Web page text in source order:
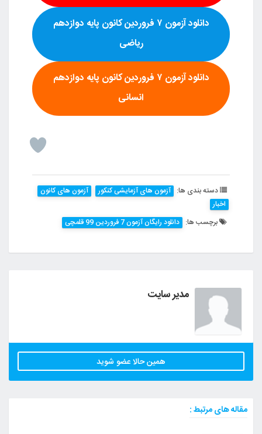
دانلود آزمون ۷ فروردین کانون پایه دوازدهم
ریاضی
دانلود آزمون ۷ فروردین کانون پایه دوازدهم
انسانی
دسته بندی ها: آزمون های آزمایشی کنکور
آزمون های کانون
اخبار
برچسب ها: دانلود رایگان آزمون 7 فروردین 99 قلمچی
مدیر سایت
همین حالا عضو شوید
مقاله های مرتبط :